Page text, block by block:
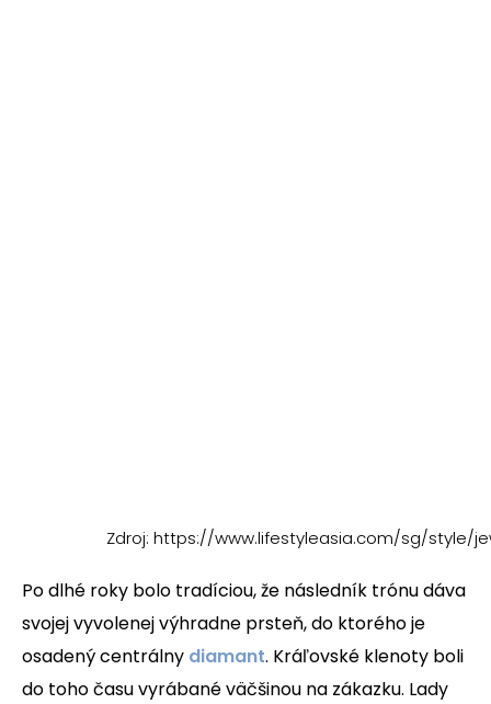
Zdroj: https://www.lifestyleasia.com/sg/
Po dlhé roky bolo tradíciou, že následník trónu dáva
svojej vyvolenej výhradne prsteň, do ktorého je
osadený centrálny diamant. Kráľovské klenoty boli
do toho času vyrábané väčšinou na zákazku. Lady